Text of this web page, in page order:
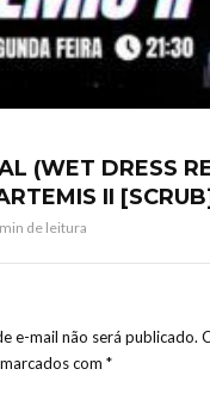
(WET DRESS
II
de leitura
e-mail não será publicado.
com *